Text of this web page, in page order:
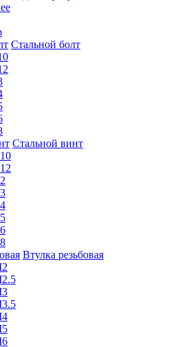
Стальной болт
Стальной винт
Втулка резьбовая